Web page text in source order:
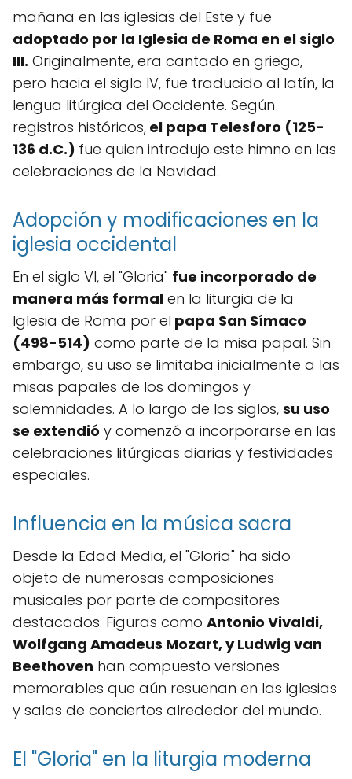
mañana en las iglesias del Este y fue
adoptado por la Iglesia de Roma en el siglo
III. Originalmente, era cantado en griego,
pero hacia el siglo IV, fue traducido al latín, la
lengua litúrgica del Occidente. Según
registros históricos, el papa Telesforo (125-
136 d.C.) fue quien introdujo este himno en las
celebraciones de la Navidad.
Adopción y modificaciones en la
iglesia occidental
En el siglo VI, el "Gloria" fue incorporado de
manera más formal en la liturgia de la
Iglesia de Roma por el papa San Símaco
(498-514) como parte de la misa papal. Sin
embargo, su uso se limitaba inicialmente a las
misas papales de los domingos y
solemnidades. A lo largo de los siglos, su uso
se extendió y comenzó a incorporarse en las
celebraciones litúrgicas diarias y festividades
especiales.
Influencia en la música sacra
Desde la Edad Media, el "Gloria" ha sido
objeto de numerosas composiciones
musicales por parte de compositores
destacados. Figuras como Antonio Vivaldi,
Wolfgang Amadeus Mozart, y Ludwig van
Beethoven han compuesto versiones
memorables que aún resuenan en las iglesias
y salas de conciertos alrededor del mundo.
El "Gloria" en la liturgia moderna